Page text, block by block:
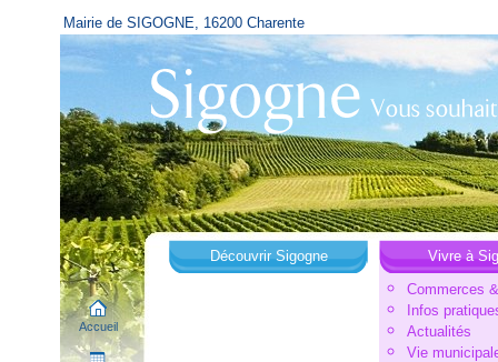
Mairie de SIGOGNE, 16200 Charente
Accueil
Découvrir Sigogne
Vivre à
Commerces
Infos
Actualités
Vie